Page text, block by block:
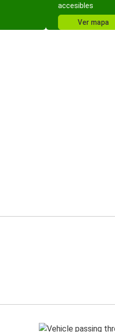
accesibles
Ver mapa